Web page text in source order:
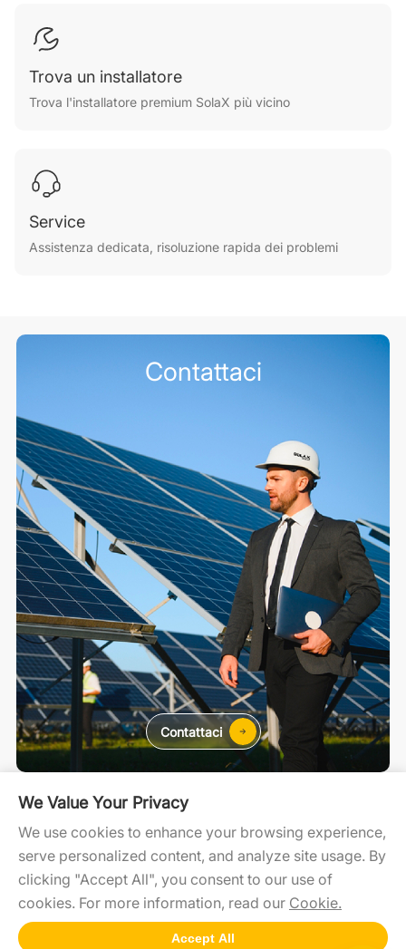
Trova un installatore
Trova l'installatore premium SolaX più vicino
Service
Assistenza dedicata, risoluzione rapida dei problemi
Residenziale C&I Utility Scale
SolaXCloud SolaXDesign Developer Portal
Contattaci
Contattaci
We Value Your Privacy
We use cookies to enhance your browsing experience,
serve personalized content, and analyze site usage. By
clicking "Accept All", you consent to our use of
cookies. For more information, read our Cookie.
Accept All